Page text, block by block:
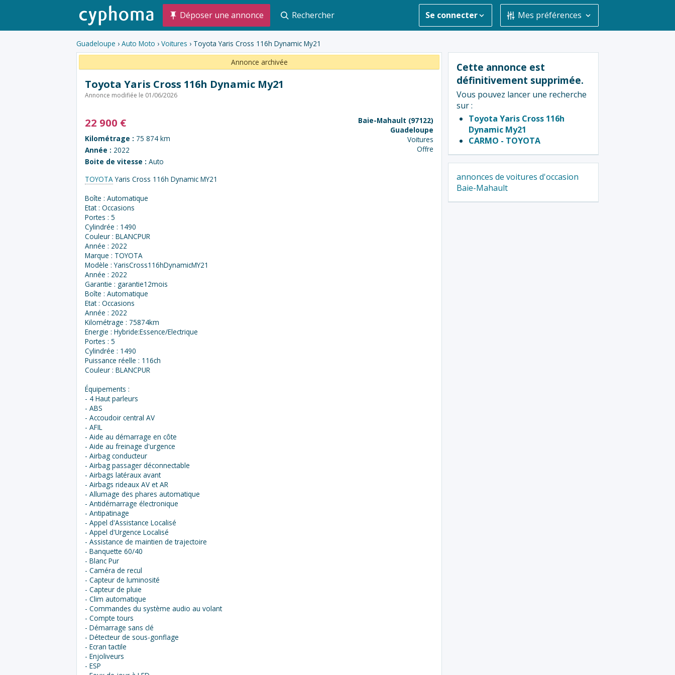
Déposer une annonce Rechercher Se connecter Mes préférences
Guadeloupe › Auto Moto › Voitures › Toyota Yaris Cross 116h Dynamic My21
Annonce archivée
Toyota Yaris Cross 116h Dynamic My21
Annonce modifiée le 01/06/2026
22 900 €
Kilométrage : 75 874 km
Année : 2022
Boite de vitesse : Auto
Baie-Mahault (97122)
Guadeloupe
Voitures
Offre
TOYOTAYaris Cross 116h Dynamic MY21
Boîte : Automatique
Etat : Occasions
Portes : 5
Cylindrée : 1490
Couleur : BLANCPUR
Année : 2022
Marque : TOYOTA
Modèle : YarisCross116hDynamicMY21
Année : 2022
Garantie : garantie12mois
Boîte : Automatique
Etat : Occasions
Année : 2022
Kilométrage : 75874km
Energie : Hybride:Essence/Electrique
Portes : 5
Cylindrée : 1490
Puissance réelle : 116ch
Couleur : BLANCPUR
Équipements :
- 4 Haut parleurs
- ABS
- Accoudoir central AV
- AFIL
- Aide au démarrage en côte
- Aide au freinage d'urgence
- Airbag conducteur
- Airbag passager déconnectable
- Airbags latéraux avant
- Airbags rideaux AV et AR
- Allumage des phares automatique
- Antidémarrage électronique
- Antipatinage
- Appel d'Assistance Localisé
- Appel d'Urgence Localisé
- Assistance de maintien de trajectoire
- Banquette 60/40
- Blanc Pur
- Caméra de recul
- Capteur de luminosité
- Capteur de pluie
- Clim automatique
- Commandes du système audio au volant
- Compte tours
- Démarrage sans clé
- Détecteur de sous-gonflage
- Ecran tactile
- Enjoliveurs
- ESP
Cette annonce est
définitivement supprimée.
Vous pouvez lancer une recherche
sur :
Toyota Yaris Cross 116h
Dynamic My21
CARMO - TOYOTA
annonces de voitures d'occasion
Baie-Mahault